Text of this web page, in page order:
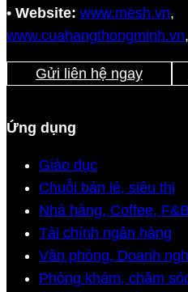
• Website: www.mesh.vn,
www.cuahangthongminh.vn,
Gửi liên hệ ngay
Ứng dụng
Giáo dục
Chuỗi bán lẻ, siêu thị
Nhà hàng, Coffee, F&B
Tài chính ngân hàng
Văn phòng, Doanh
Phòng khám, chăm